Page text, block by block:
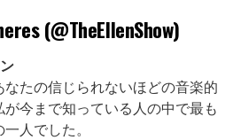
(@TheEllenShow)
たの信じられないほどの音楽的
今まで知っている人の中で最も
人でした。